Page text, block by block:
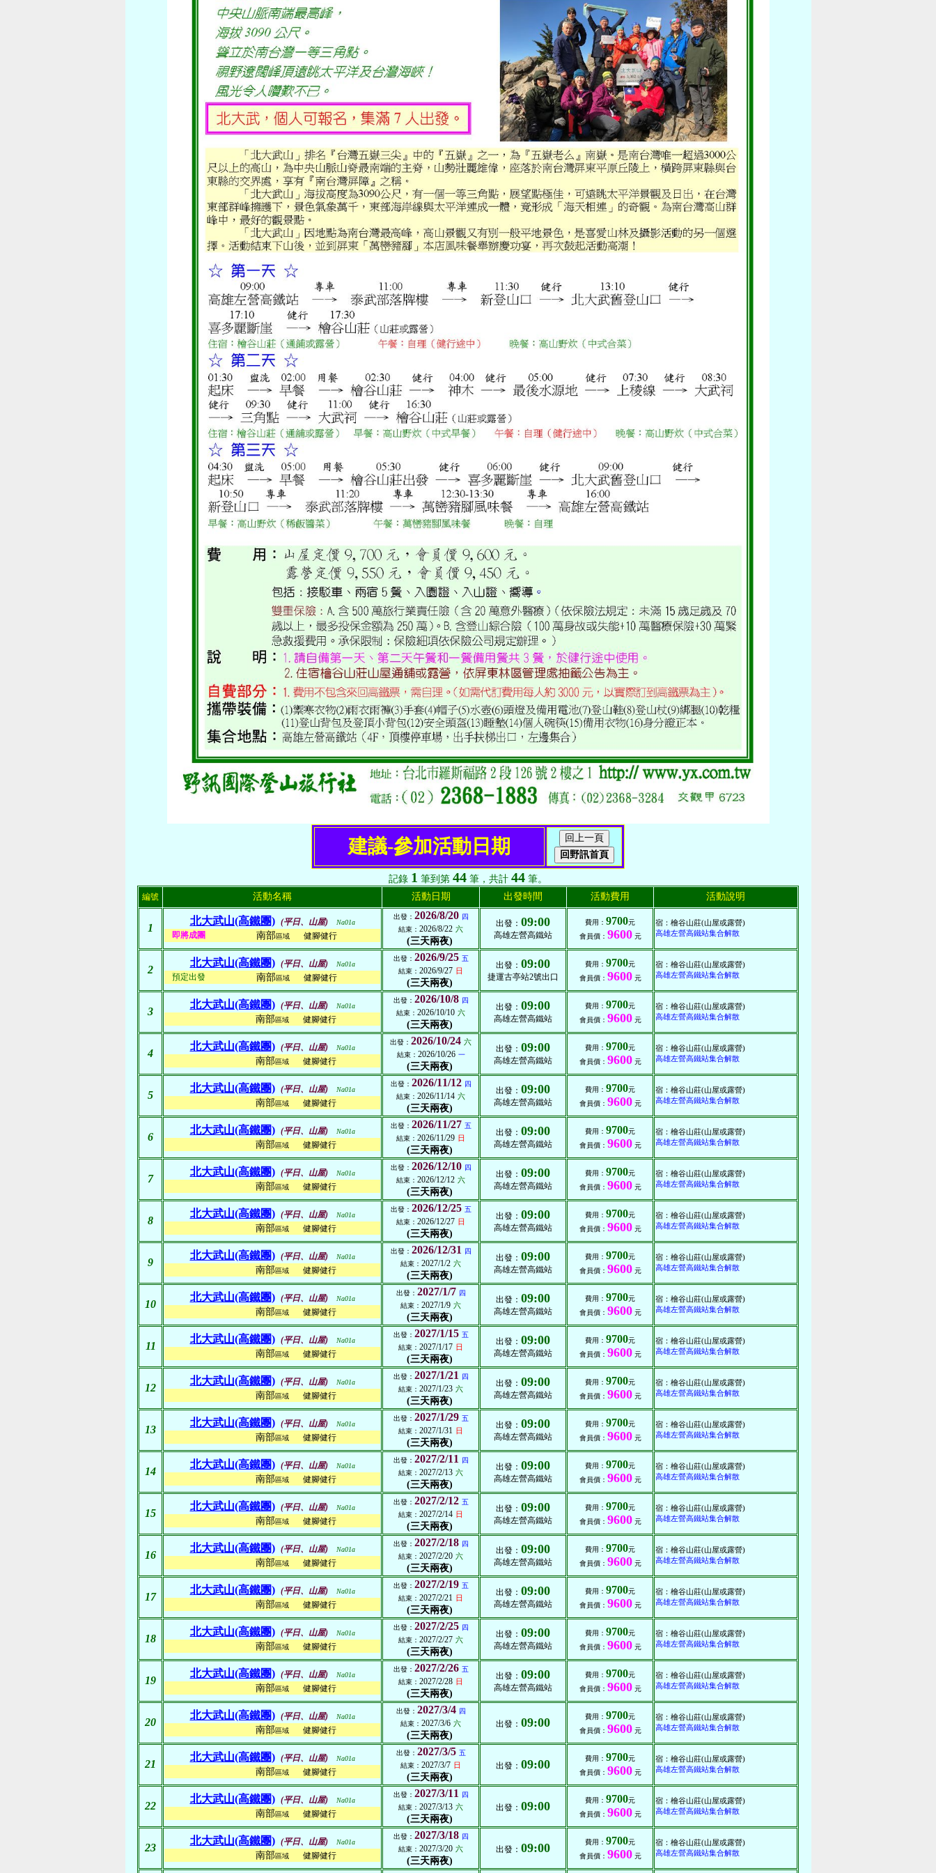
建議-參加活動日期
記錄 1 筆到第 44 筆，共計 44 筆。
編號 活動名稱 活動日期 出發時間 活動費用 活動說明
1
北大武山(高鐵團) (平日、山屋) Na01a
即將成團 南部區域 健腳健行
出發： 2026/8/20 四
結束： 2026/8/22 六
(三天兩夜)
出發： 09:00
高雄左營高鐵站
費用： 9700元
會員價： 9600元
宿：檜谷山莊(山屋或露營)
高雄左營高鐵站集合解散
2
北大武山(高鐵團) (平日、山屋) Na01a
預定出發 南部區域 健腳健行
出發： 2026/9/25 五
結束： 2026/9/27 日
(三天兩夜)
出發： 09:00
捷運古亭站2號出口
費用： 9700元
會員價： 9600元
宿：檜谷山莊(山屋或露營)
高雄左營高鐵站集合解散
3
北大武山(高鐵團) (平日、山屋) Na01a
南部區域 健腳健行
出發： 2026/10/8 四
結束： 2026/10/10 六
(三天兩夜)
出發： 09:00
高雄左營高鐵站
費用： 9700元
會員價： 9600元
宿：檜谷山莊(山屋或露營)
高雄左營高鐵站集合解散
4
北大武山(高鐵團) (平日、山屋) Na01a
南部區域 健腳健行
出發： 2026/10/24 六
結束： 2026/10/26 一
(三天兩夜)
出發： 09:00
高雄左營高鐵站
費用： 9700元
會員價： 9600元
宿：檜谷山莊(山屋或露營)
高雄左營高鐵站集合解散
5
北大武山(高鐵團) (平日、山屋) Na01a
南部區域 健腳健行
出發： 2026/11/12 四
結束： 2026/11/14 六
(三天兩夜)
出發： 09:00
高雄左營高鐵站
費用： 9700元
會員價： 9600元
宿：檜谷山莊(山屋或露營)
高雄左營高鐵站集合解散
6
北大武山(高鐵團) (平日、山屋) Na01a
南部區域 健腳健行
出發： 2026/11/27 五
結束： 2026/11/29 日
(三天兩夜)
出發： 09:00
高雄左營高鐵站
費用： 9700元
會員價： 9600元
宿：檜谷山莊(山屋或露營)
高雄左營高鐵站集合解散
7
北大武山(高鐵團) (平日、山屋) Na01a
南部區域 健腳健行
出發： 2026/12/10 四
結束： 2026/12/12 六
(三天兩夜)
出發： 09:00
高雄左營高鐵站
費用： 9700元
會員價： 9600元
宿：檜谷山莊(山屋或露營)
高雄左營高鐵站集合解散
8
北大武山(高鐵團) (平日、山屋) Na01a
南部區域 健腳健行
出發： 2026/12/25 五
結束： 2026/12/27 日
(三天兩夜)
出發： 09:00
高雄左營高鐵站
費用： 9700元
會員價： 9600元
宿：檜谷山莊(山屋或露營)
高雄左營高鐵站集合解散
9
北大武山(高鐵團) (平日、山屋) Na01a
南部區域 健腳健行
出發： 2026/12/31
四
結束： 2027/1/2 六
(三天兩夜)
出發： 09:00
高雄左營高鐵站
費用： 9700元
會員價： 9600元
宿：檜谷山莊(山屋或露營)
高雄左營高鐵站集合解散
10
北大武山(高鐵團) (平日、山屋) Na01a
南部區域 健腳健行
出發： 2027/1/7 四
結束： 2027/1/9 六
(三天兩夜)
出發： 09:00
高雄左營高鐵站
費用： 9700元
會員價： 9600元
宿：檜谷山莊(山屋或露營)
高雄左營高鐵站集合解散
11
北大武山(高鐵團) (平日、山屋) Na01a
南部區域 健腳健行
出發： 2027/1/15 五
結束： 2027/1/17 日
(三天兩夜)
出發： 09:00
高雄左營高鐵站
費用： 9700元
會員價： 9600元
宿：檜谷山莊(山屋或露營)
高雄左營高鐵站集合解散
12
北大武山(高鐵團) (平日、山屋) Na01a
南部區域 健腳健行
出發： 2027/1/21
四
結束： 2027/1/23 六
(三天兩夜)
出發： 09:00
高雄左營高鐵站
費用： 9700元
會員價： 9600元
宿：檜谷山莊(山屋或露營)
高雄左營高鐵站集合解散
13
北大武山(高鐵團) (平日、山屋) Na01a
南部區域 健腳健行
出發： 2027/1/29 五
結束： 2027/1/31 日
(三天兩夜)
出發： 09:00
高雄左營高鐵站
費用： 9700元
會員價： 9600元
宿：檜谷山莊(山屋或露營)
高雄左營高鐵站集合解散
14
北大武山(高鐵團) (平日、山屋) Na01a
南部區域 健腳健行
出發： 2027/2/11
四
結束： 2027/2/13 六
(三天兩夜)
出發： 09:00
高雄左營高鐵站
費用： 9700元
會員價： 9600元
宿：檜谷山莊(山屋或露營)
高雄左營高鐵站集合解散
15
北大武山(高鐵團) (平日、山屋) Na01a
南部區域 健腳健行
出發： 2027/2/12 五
結束： 2027/2/14 日
(三天兩夜)
出發： 09:00
高雄左營高鐵站
費用： 9700元
會員價： 9600元
宿：檜谷山莊(山屋或露營)
高雄左營高鐵站集合解散
16
北大武山(高鐵團) (平日、山屋) Na01a
南部區域 健腳健行
出發： 2027/2/18 四
結束： 2027/2/20 六
(三天兩夜)
出發： 09:00
高雄左營高鐵站
費用： 9700元
會員價： 9600元
宿：檜谷山莊(山屋或露營)
高雄左營高鐵站集合解散
17
北大武山(高鐵團) (平日、山屋) Na01a
南部區域 健腳健行
出發： 2027/2/19 五
結束： 2027/2/21 日
(三天兩夜)
出發： 09:00
高雄左營高鐵站
費用： 9700元
會員價： 9600元
宿：檜谷山莊(山屋或露營)
高雄左營高鐵站集合解散
18
北大武山(高鐵團) (平日、山屋) Na01a
南部區域 健腳健行
出發： 2027/2/25 四
結束： 2027/2/27 六
(三天兩夜)
出發： 09:00
高雄左營高鐵站
費用： 9700元
會員價： 9600元
宿：檜谷山莊(山屋或露營)
高雄左營高鐵站集合解散
19
北大武山(高鐵團) (平日、山屋) Na01a
南部區域 健腳健行
出發： 2027/2/26 五
結束： 2027/2/28 日
(三天兩夜)
出發： 09:00
高雄左營高鐵站
費用： 9700元
會員價： 9600元
宿：檜谷山莊(山屋或露營)
高雄左營高鐵站集合解散
20
北大武山(高鐵團) (平日、山屋) Na01a
南部區域 健腳健行
出發： 2027/3/4 四
結束： 2027/3/6 六
(三天兩夜)
出發： 09:00 費用： 9700元
會員價： 9600元
宿：檜谷山莊(山屋或露營)
高雄左營高鐵站集合解散
21
北大武山(高鐵團) (平日、山屋) Na01a
南部區域 健腳健行
出發： 2027/3/5 五
結束： 2027/3/7 日
(三天兩夜)
出發： 09:00 費用： 9700元
會員價： 9600元
宿：檜谷山莊(山屋或露營)
高雄左營高鐵站集合解散
22
北大武山(高鐵團) (平日、山屋) Na01a
南部區域 健腳健行
出發： 2027/3/11
四
結束： 2027/3/13 六
(三天兩夜)
出發： 09:00 費用： 9700元
會員價： 9600元
宿：檜谷山莊(山屋或露營)
高雄左營高鐵站集合解散
23
北大武山(高鐵團) (平日、山屋) Na01a
南部區域 健腳健行
出發： 2027/3/18 四
結束： 2027/3/20 六
(三天兩夜)
出發： 09:00 費用： 9700元
會員價： 9600元
宿：檜谷山莊(山屋或露營)
高雄左營高鐵站集合解散